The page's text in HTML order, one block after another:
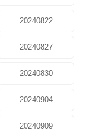
20240822
20240827
20240830
20240904
20240909